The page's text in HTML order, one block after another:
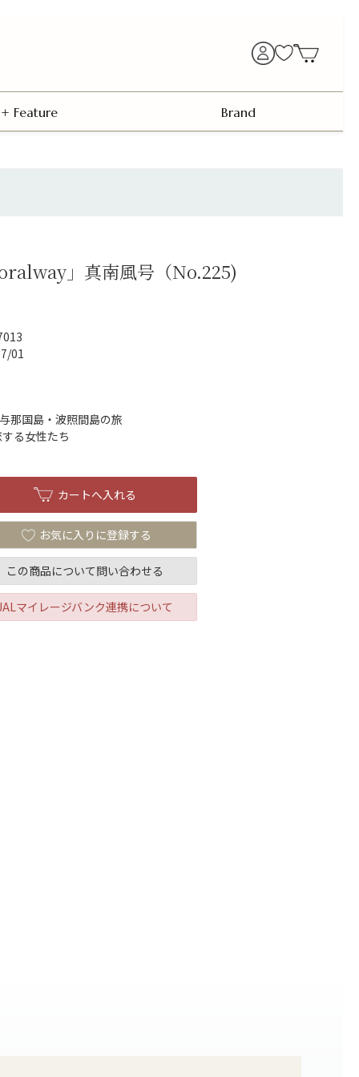
+ Feature Brand
」真南風号（No.225)
01
那国島・波照間島の旅
る女性たち
この商品について問い合わせる
マイレージバンク連携について
お気に入りに登録する